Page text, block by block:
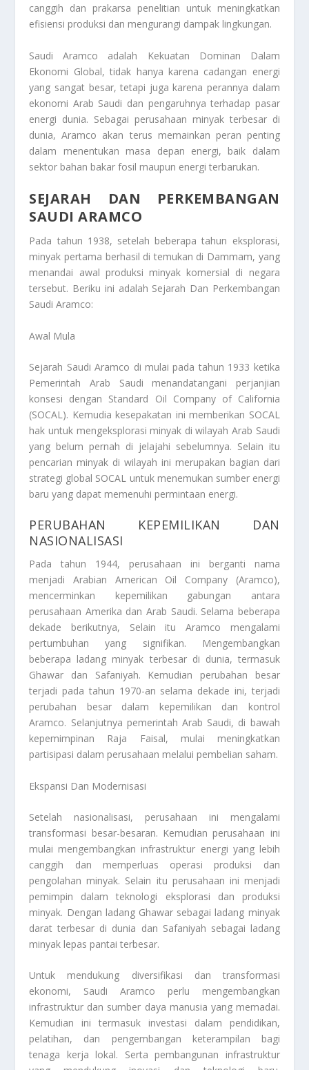
canggih dan prakarsa penelitian untuk meningkatkan
efisiensi produksi dan mengurangi dampak lingkungan.
Saudi Aramco adalah Kekuatan Dominan Dalam
Ekonomi Global, tidak hanya karena cadangan energi
yang sangat besar, tetapi juga karena perannya dalam
ekonomi Arab Saudi dan pengaruhnya terhadap pasar
energi dunia. Sebagai perusahaan minyak terbesar di
dunia, Aramco akan terus memainkan peran penting
dalam menentukan masa depan energi, baik dalam
sektor bahan bakar fosil maupun energi terbarukan.
SEJARAH DAN PERKEMBANGAN
SAUDI ARAMCO
Pada tahun 1938, setelah beberapa tahun eksplorasi,
minyak pertama berhasil di temukan di Dammam, yang
menandai awal produksi minyak komersial di negara
tersebut. Beriku ini adalah Sejarah Dan Perkembangan
Saudi Aramco:
Awal Mula
Sejarah Saudi Aramco di mulai pada tahun 1933 ketika
Pemerintah Arab Saudi menandatangani perjanjian
konsesi dengan Standard Oil Company of California
(SOCAL). Kemudia kesepakatan ini memberikan SOCAL
hak untuk mengeksplorasi minyak di wilayah Arab Saudi
yang belum pernah di jelajahi sebelumnya. Selain itu
pencarian minyak di wilayah ini merupakan bagian dari
strategi global SOCAL untuk menemukan sumber energi
baru yang dapat memenuhi permintaan energi.
PERUBAHAN KEPEMILIKAN DAN
NASIONALISASI
Pada tahun 1944, perusahaan ini berganti nama
menjadi Arabian American Oil Company (Aramco),
mencerminkan kepemilikan gabungan antara
perusahaan Amerika dan Arab Saudi. Selama beberapa
dekade berikutnya, Selain itu Aramco mengalami
pertumbuhan yang signifikan. Mengembangkan
beberapa ladang minyak terbesar di dunia, termasuk
Ghawar dan Safaniyah. Kemudian perubahan besar
terjadi pada tahun 1970-an selama dekade ini, terjadi
perubahan besar dalam kepemilikan dan kontrol
Aramco. Selanjutnya pemerintah Arab Saudi, di bawah
kepemimpinan Raja Faisal, mulai meningkatkan
partisipasi dalam perusahaan melalui pembelian saham.
Ekspansi Dan Modernisasi
Setelah nasionalisasi, perusahaan ini mengalami
transformasi besar-besaran. Kemudian perusahaan ini
mulai mengembangkan infrastruktur energi yang lebih
canggih dan memperluas operasi produksi dan
pengolahan minyak. Selain itu perusahaan ini menjadi
pemimpin dalam teknologi eksplorasi dan produksi
minyak. Dengan ladang Ghawar sebagai ladang minyak
darat terbesar di dunia dan Safaniyah sebagai ladang
minyak lepas pantai terbesar.
Untuk mendukung diversifikasi dan transformasi
ekonomi, Saudi Aramco perlu mengembangkan
infrastruktur dan sumber daya manusia yang memadai.
Kemudian ini termasuk investasi dalam pendidikan,
pelatihan, dan pengembangan keterampilan bagi
tenaga kerja lokal. Serta pembangunan infrastruktur